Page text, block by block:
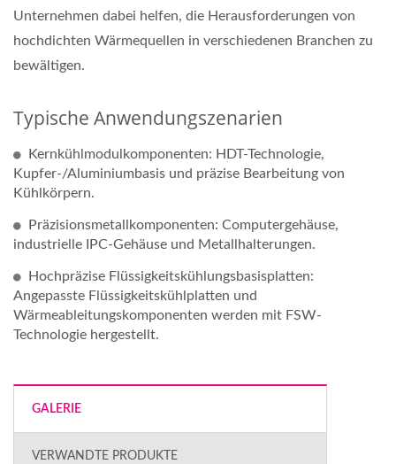
Unternehmen dabei helfen, die Herausforderungen von
hochdichten Wärmequellen in verschiedenen Branchen zu
bewältigen.
Typische Anwendungszenarien
Kernkühlmodulkomponenten: HDT-Technologie,
Kupfer-/Aluminiumbasis und präzise Bearbeitung von
Kühlkörpern.
Präzisionsmetallkomponenten: Computergehäuse,
industrielle IPC-Gehäuse und Metallhalterungen.
Hochpräzise Flüssigkeitskühlungsbasisplatten:
Angepasste Flüssigkeitskühlplatten und
Wärmeableitungskomponenten werden mit FSW-
Technologie hergestellt.
GALERIE
VERWANDTE PRODUKTE